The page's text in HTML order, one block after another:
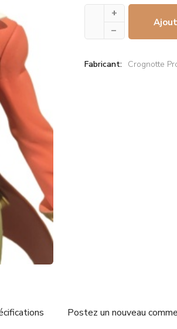
+
–
Fabricant: Crognotte
Postez un nouveau